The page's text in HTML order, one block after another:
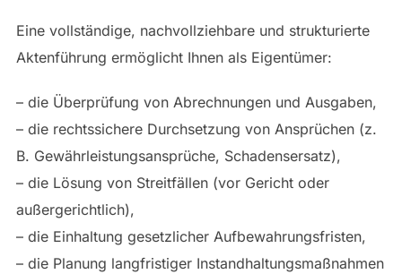
Eine vollständige, nachvollziehbare und strukturierte
Aktenführung ermöglicht Ihnen als Eigentümer:
– die Überprüfung von Abrechnungen und Ausgaben,
– die rechtssichere Durchsetzung von Ansprüchen (z.
B. Gewährleistungsansprüche, Schadensersatz),
– die Lösung von Streitfällen (vor Gericht oder
außergerichtlich),
– die Einhaltung gesetzlicher Aufbewahrungsfristen,
– die Planung langfristiger Instandhaltungsmaßnahmen